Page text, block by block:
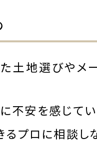
土地選びやメ
不安を感じて
るプロに相談